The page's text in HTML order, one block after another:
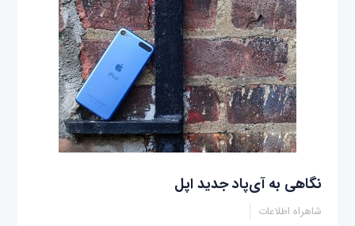
نگاهی به آی‌پاد جدید اپل
شاهراه اطلاعات